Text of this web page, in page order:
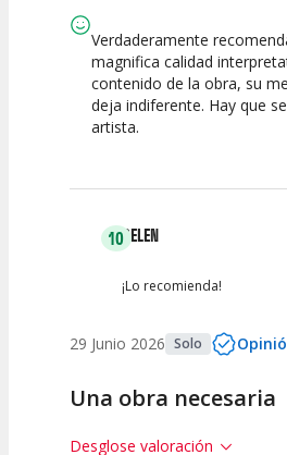
Verdaderamente
magnifica calidad
contenido de la obra, su
deja indiferente. Hay que
artista.
10BELEN
¡Lo recomienda!
29 Junio 2026 Solo
Una obra necesaria
Desglose valoración